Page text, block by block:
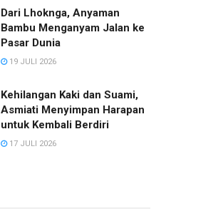
Dari Lhoknga, Anyaman
Bambu Menganyam Jalan ke
Pasar Dunia
19 JULI 2026
Kehilangan Kaki dan Suami,
Asmiati Menyimpan Harapan
untuk Kembali Berdiri
17 JULI 2026